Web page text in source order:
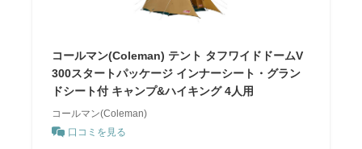
コールマン(Coleman) テント タフワイドドームV
300スタートパッケージ インナーシート・グラン
ドシート付 キャンプ&ハイキング 4人用
コールマン(Coleman)
口コミを見る